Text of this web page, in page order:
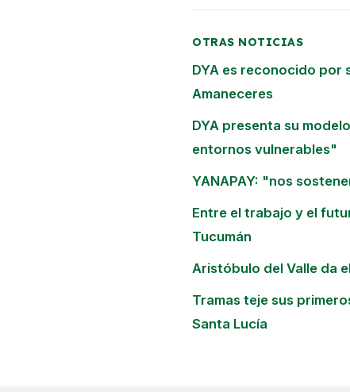
OTRAS NOTICIAS
DYA es reconocido por
Amaneceres
DYA presenta su
entornos vulnerables"
YANAPAY: "nos
Entre el trabajo y el
Tucumán
Aristóbulo del Valle da
Tramas teje sus
Santa Lucía